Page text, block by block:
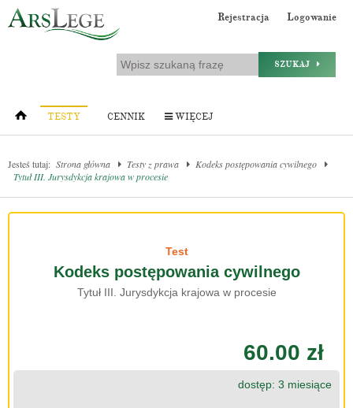
Rejestracja Logowanie
SZUKAJ
TESTY CENNIK WIĘCEJ
Jesteś tutaj: Strona główna Testy z prawa
Kodeks postępowania cywilnego
Tytuł III. Jurysdykcja krajowa w procesie
Test
Kodeks postępowania cywilnego
Tytuł III. Jurysdykcja krajowa w procesie
60.00 zł
dostęp: 3 miesiące